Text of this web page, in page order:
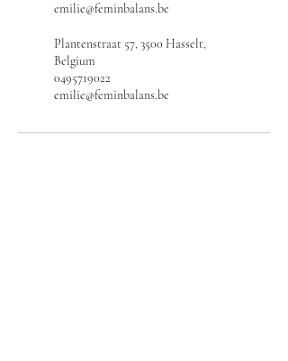
emilie@feminbalans.be
Plantenstraat 57, 3500 Hasselt,
Belgium
0495719022
emilie@feminbalans.be